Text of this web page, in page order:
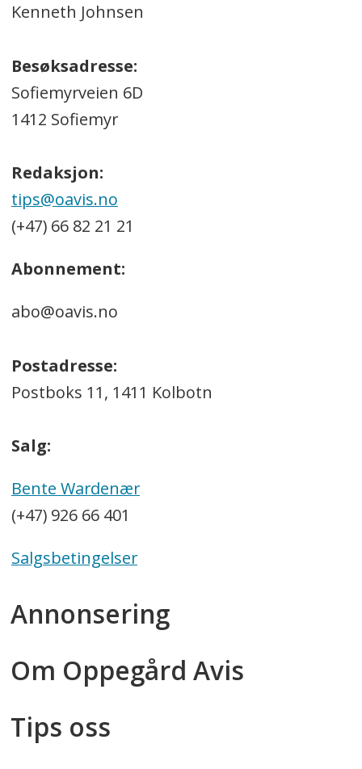
Kenneth Johnsen
Besøksadresse:
Sofiemyrveien 6D
1412 Sofiemyr
Redaksjon:
tips@oavis.no
(+47) 66 82 21 21
Abonnement:
abo@oavis.no
Postadresse:
Postboks 11, 1411 Kolbotn
Salg:
Bente Wardenær
(+47) 926 66 401
Salgsbetingelser
Annonsering
Om Oppegård Avis
Tips oss